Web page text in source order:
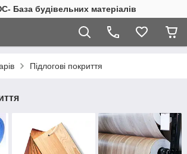
будівельних матеріалів
Підлогові покриття